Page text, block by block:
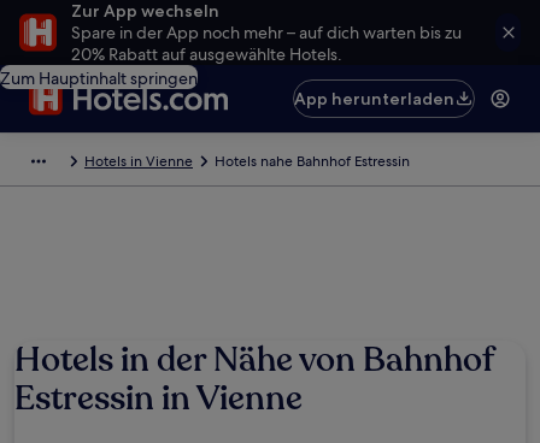
Zur App wechseln
Spare in der App noch mehr – auf dich warten bis zu
20% Rabatt auf ausgewählte Hotels.
Zum Hauptinhalt springen
App herunterladen
Hotels in Vienne Hotels nahe Bahnhof Estressin
Hotels in der Nähe von Bahnhof
Estressin in Vienne